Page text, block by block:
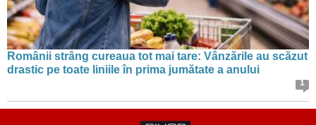
Românii strâng cureaua tot mai tare: Vânzările au scăzut
drastic pe toate liniile în prima jumătate a anului
1